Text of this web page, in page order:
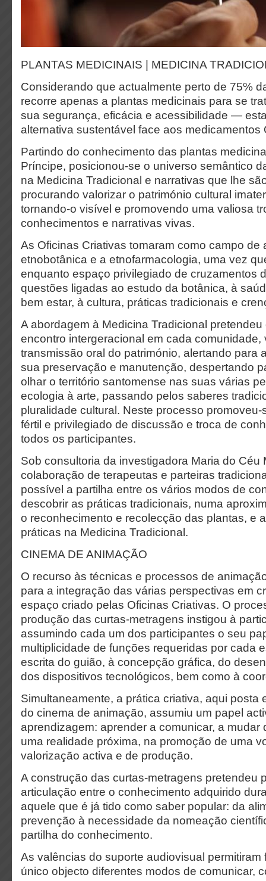
PLANTAS MEDICINAIS | MEDICINA
Considerando que actualmente perto de 75%
recorre apenas a plantas medicinais para se
sua segurança, eficácia e acessibilidade —
alternativa sustentável face aos medicamentos
Partindo do conhecimento das plantas
Príncipe, posicionou-se o universo semântico
na Medicina Tradicional e narrativas que lhe
procurando valorizar o património cultural
tornando-o visível e promovendo uma valiosa
conhecimentos e narrativas vivas.
As Oficinas Criativas tomaram como campo de
etnobotânica e a etnofarmacologia, uma vez
enquanto espaço privilegiado de cruzamentos
questões ligadas ao estudo da botânica, à
bem estar, à cultura, práticas tradicionais e
A abordagem à Medicina Tradicional
encontro intergeracional em cada comunidade,
transmissão oral do património, alertando para
sua preservação e manutenção, despertando
olhar o território santomense nas suas várias
ecologia à arte, passando pelos saberes
pluralidade cultural. Neste processo
fértil e privilegiado de discussão e troca de
todos os participantes.
Sob consultoria da investigadora Maria do Céu
colaboração de terapeutas e parteiras
possível a partilha entre os vários modos de
descobrir as práticas tradicionais, numa
o reconhecimento e recolecção das plantas, e
práticas na Medicina Tradicional.
CINEMA DE ANIMAÇÃO
O recurso às técnicas e processos de
para a integração das várias perspectivas em
espaço criado pelas Oficinas Criativas. O
produção das curtas-metragens instigou à
assumindo cada um dos participantes o seu
multiplicidade de funções requeridas por cada
escrita do guião, à concepção gráfica, do
dos dispositivos tecnológicos, bem como à
Simultaneamente, a prática criativa, aqui posta
do cinema de animação, assumiu um papel
aprendizagem: aprender a comunicar, a mudar
uma realidade próxima, na promoção de uma
valorização activa e de produção.
A construção das curtas-metragens pretendeu
articulação entre o conhecimento adquirido
aquele que é já tido como saber popular: da
prevenção à necessidade da nomeação
partilha do conhecimento.
As valências do suporte audiovisual permitiram
único objecto diferentes modos de comunicar,